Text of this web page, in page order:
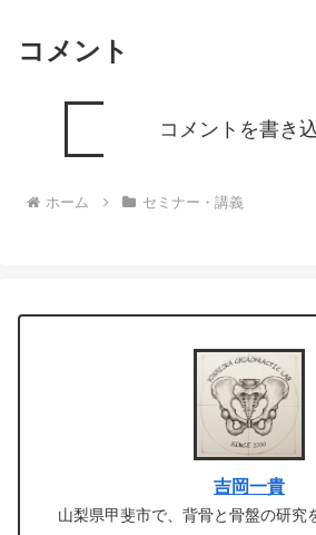
コメント
コメントを書き
ホーム セミナー・講義
吉岡一貴
山梨県甲斐市で、背骨と骨盤の研究